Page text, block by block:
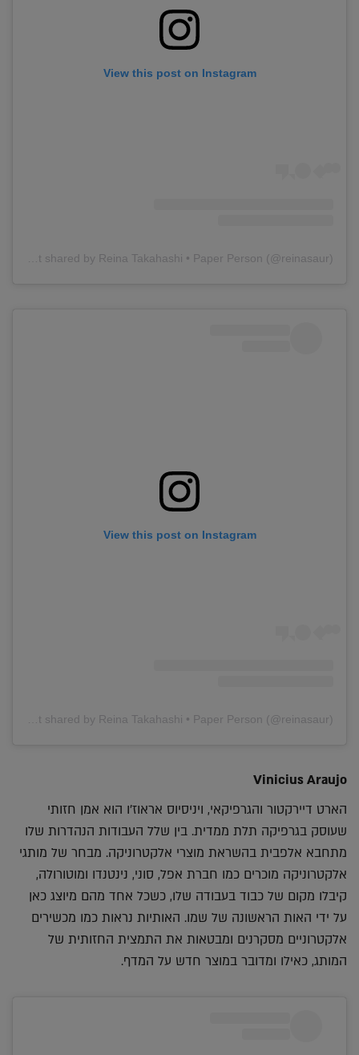
View this post on Instagram
View this post on Instagram
A post shared by Reina Takahashi • Paper Person (@reinasaur)
Vinicius Araujo
הארט דיירקטור והגרפיקאי, ויניסיוס אראוז'ו הוא אמן חזותי
שעוסק בגרפיקה תלת ממדית. בין שלל העבודות הנהדרות שלו
מתחבא אלפבית בהשראת מוצרי אלקטרוניקה. מבחר של מותגי
אלקטרוניקה מוכרים כמו חברת אפל, סוני, נינטנדו ומוטורולה,
קיבלו מקום של כבוד בעבודה שלו, כשכל אחד מהם מיוצג כאן
על ידי האות הראשונה של שמו. האותיות נראות כמו מכשירים
אלקטרוניים מסקרנים ומבטאות את התמצית החזותית של
המותג, כאילו ומדובר במוצר חדש על המדף.